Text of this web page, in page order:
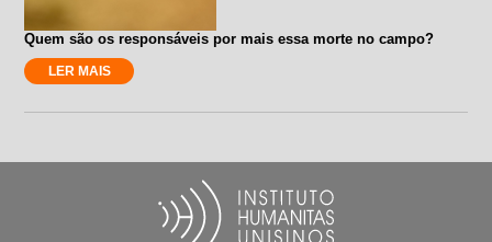
Quem são os responsáveis por mais essa morte no campo?
LER MAIS